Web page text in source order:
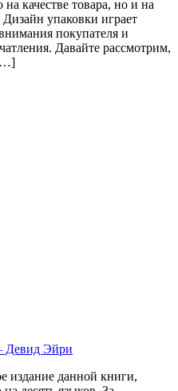
качестве товара, но и на
упаковки играет
покупателя и
Давайте рассмотрим,
Девид Эйри
издание данной книги,